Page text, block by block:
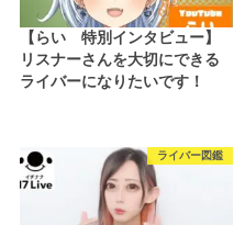
【らい 特別インタビュー】
リスナーさんを大切にできる
ライバーになりたいです！
ライバー図鑑